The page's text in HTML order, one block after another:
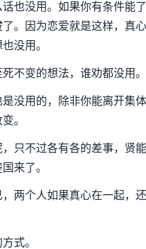
也没用。如果你有条件能
。因为恋爱就是这样，真
没用。
不变的想法，谁劝都没用。
没用的，除非你能离开集
。
只不过各有各的差事，贤
来了。
两个人如果真心在一起，
式。